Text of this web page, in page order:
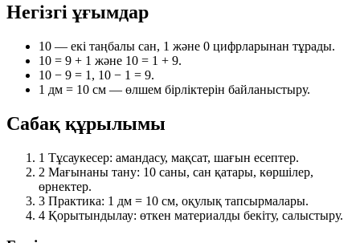
Негізгі ұғымдар
10 — екі таңбалы сан, 1 және 0 цифрларынан тұрады.
10 = 9 + 1 және 10 = 1 + 9.
10 − 9 = 1 , 10 − 1 = 9.
1 дм = 10 см — өлшем бірліктерін байланыстыру.
Сабақ құрылымы
1 Тұсаукесер: амандасу, мақсат, шағын есептер.
2 Мағынаны тану: 10 саны, сан қатары, көршілер,
өрнектер.
3 Практика: 1 дм = 10 см, оқулық тапсырмалары.
4 Қорытындылау: өткен материалды бекіту, салыстыру.